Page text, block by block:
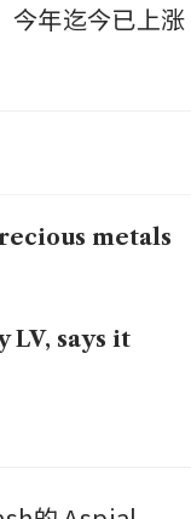
今年迄今已上涨
metals
LV, says it